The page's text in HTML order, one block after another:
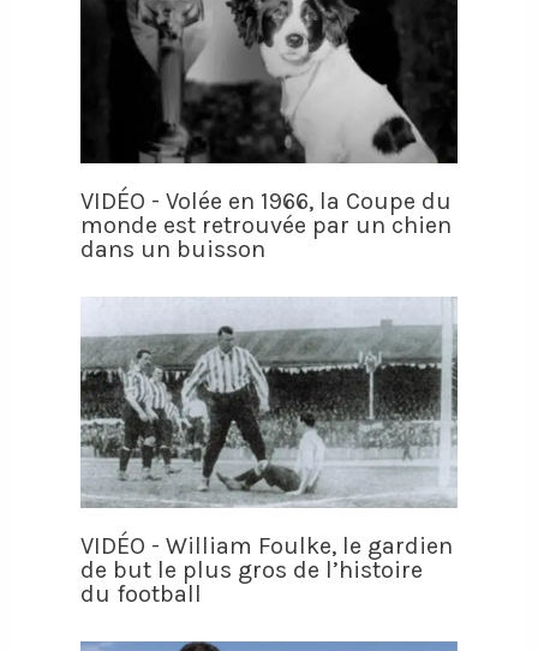
VIDÉO - Volée en 1966, la Coupe du
monde est retrouvée par un chien
dans un buisson
VIDÉO - William Foulke, le gardien
de but le plus gros de l’histoire
du football